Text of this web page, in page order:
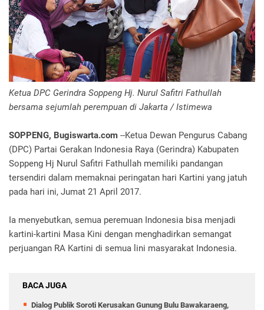
Ketua DPC Gerindra Soppeng Hj. Nurul Safitri Fathullah
bersama sejumlah perempuan di Jakarta / Istimewa
SOPPENG, Bugiswarta.com --Ketua Dewan Pengurus Cabang
(DPC) Partai Gerakan Indonesia Raya (Gerindra) Kabupaten
Soppeng Hj Nurul Safitri Fathullah memiliki pandangan
tersendiri dalam memaknai peringatan hari Kartini yang jatuh
pada hari ini, Jumat 21 April 2017.
Ia menyebutkan, semua peremuan Indonesia bisa menjadi
kartini-kartini Masa Kini dengan menghadirkan semangat
perjuangan RA Kartini di semua lini masyarakat Indonesia.
BACA JUGA
Dialog Publik Soroti Kerusakan Gunung Bulu Bawakaraeng,